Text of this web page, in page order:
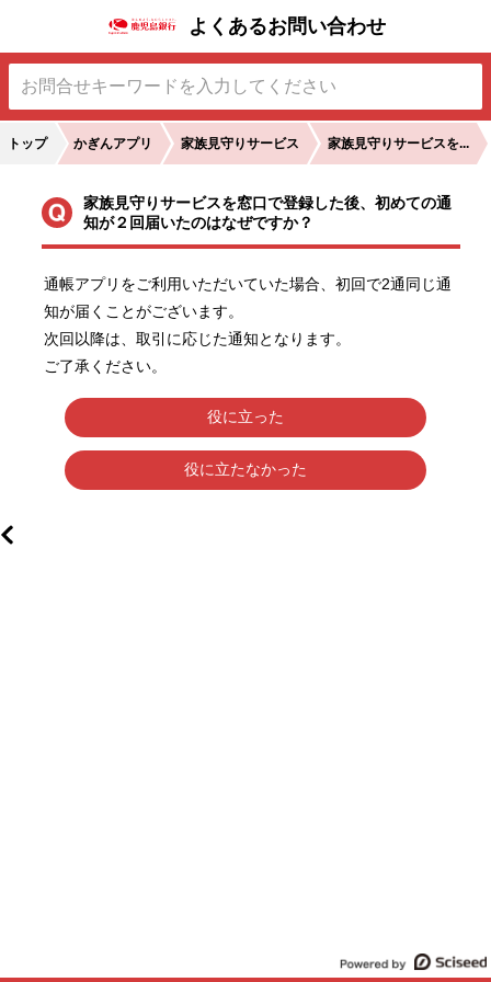
よくあるお問い合わせ
トップ かぎんアプリ 家族見守りサービス 家族見守りサービスを...
家族見守りサービスを窓口で登録した後、初めての通
知が２回届いたのはなぜですか？
通帳アプリをご利用いただいていた場合、初回で2通同じ通
知が届くことがございます。
次回以降は、取引に応じた通知となります。
ご了承ください。
役に立った
役に立たなかった